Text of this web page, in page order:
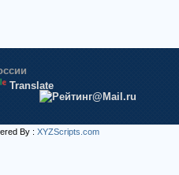
Translate
By : XYZScripts.com